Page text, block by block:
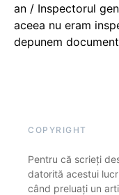
an / Inspectorul
aceea nu eram
depunem
COPYRIGHT
Pentru că scrieți
datorită acestui
când preluați un